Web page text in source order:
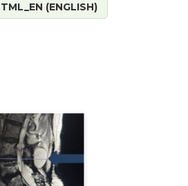
(ENGLISH)